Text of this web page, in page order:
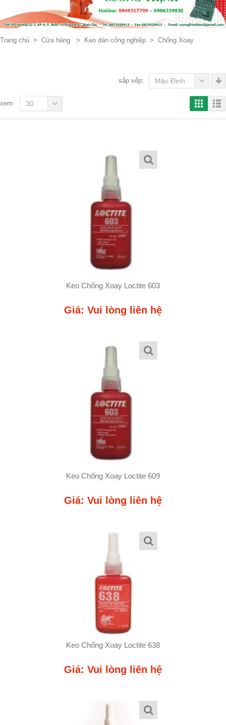
Trang chủ > Cửa hàng > Keo dán công nghiệp > Chống Xoay
sắp xếp: Mặc Định
xem: 30
Keo Chống Xoay Loctite 603
Giá: Vui lòng liên hệ
Keo Chống Xoay Loctite 609
Giá: Vui lòng liên hệ
Keo Chống Xoay Loctite 638
Giá: Vui lòng liên hệ